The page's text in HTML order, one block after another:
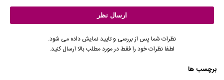
نظرات شما پس از بررسی و تایید نمایش داده می شود.
لطفا نظرات خود را فقط در مورد مطلب بالا ارسال کنید.
برچسب ها